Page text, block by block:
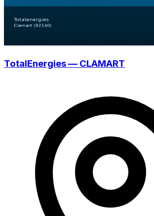
TotalEnergies — CLAMART